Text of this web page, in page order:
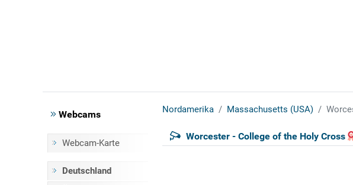
Webcams
Webcam-Karte
Deutschland
Nordamerika Massachusetts (USA)
Worcester - College of the Holy Cross